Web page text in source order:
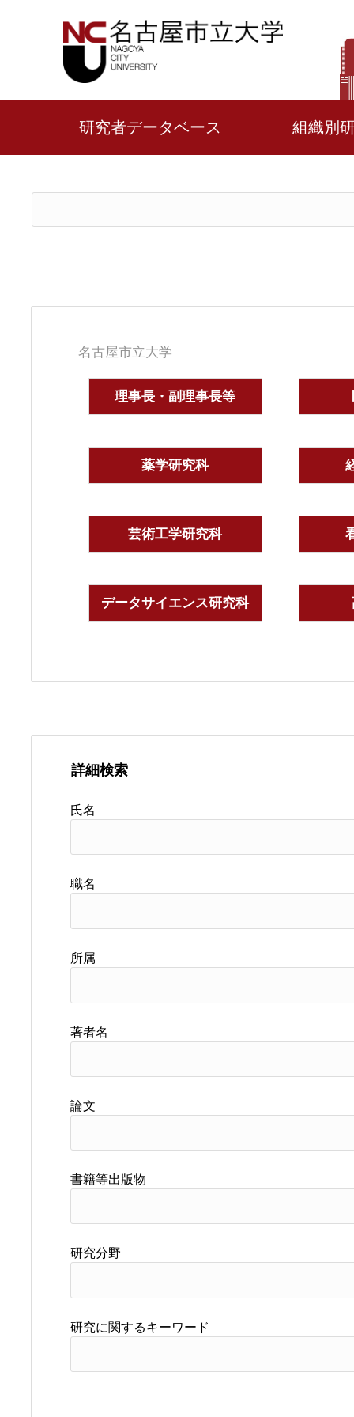
研究者データベース 組織別
名古屋市立大学
理事長・副理事長等
薬学研究科
芸術工学研究科
データサイエンス研究科
詳細検索
氏名
職名
所属
著者名
論文
書籍等出版物
研究分野
研究に関するキーワード